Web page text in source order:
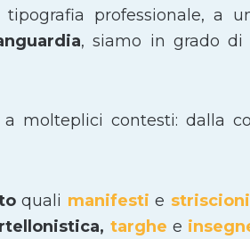
professionale, a
, siamo in grado di
molteplici contesti: dalla
quali manifesti e
targhee